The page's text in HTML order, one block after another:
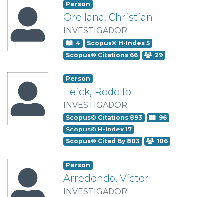
Person
Orellana, Christian
INVESTIGADOR
4
Scopus© H-Index 5
Scopus© Citations 66
29
Person
Feick, Rodolfo
INVESTIGADOR
Scopus© Citations 893
96
Scopus© H-Index 17
Scopus© Cited By 803
106
Person
Arredondo, Víctor
INVESTIGADOR